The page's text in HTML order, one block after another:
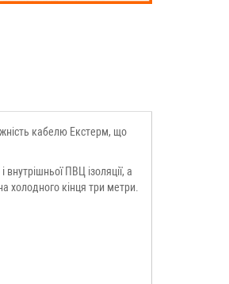
кабелю Екстерм, що
ПВЦ ізоляції, а
холодного кінця три метри.